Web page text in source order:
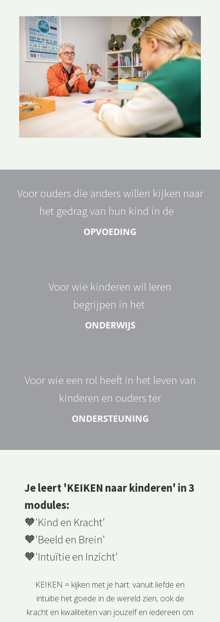
Voor ouders die anders willen kijken naar
het gedrag van hun kind in de
OPVOEDING
Voor wie kinderen wil leren
begrijpen in het
ONDERWIJS
Voor wie een rol heeft in het leven van
kinderen en ouders ter
ONDERSTEUNING
Je leert 'KEIKEN naar kinderen' in 3
modules:
🧡'Kind en Kracht'
🧡'Beeld en Brein'
🧡'Intuïtie en Inzicht'
KEIKEN = kijken met je hart: vanuit liefde en
intuïtie het goede in de wereld zien; ook de
kracht en kwaliteiten van jouzelf en iedereen om